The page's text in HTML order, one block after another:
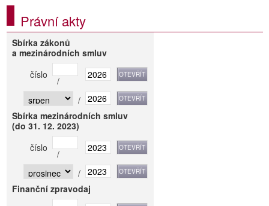
Právní akty
Sbírka zákonů
a mezinárodních smluv
číslo
/
/
Sbírka mezinárodních smluv
(do 31. 12. 2023)
číslo
/
/
Finanční zpravodaj